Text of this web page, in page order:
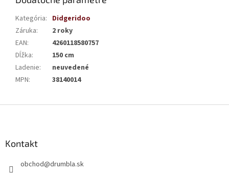
Kategória: Didgeridoo
Záruka:
2 roky
EAN:
4260118580757
Dĺžka:
150 cm
Ladenie:
neuvedené
MPN: 38140014
Kontakt
obchod@drumbla.sk